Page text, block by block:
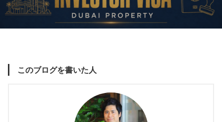
このブログを書いた人